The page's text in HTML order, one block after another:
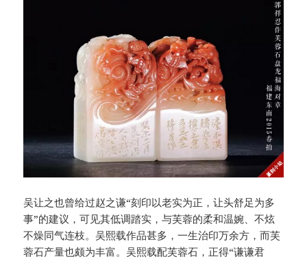
吴让之也曾给过赵之谦“刻印以老实为正，让头舒足为多
事”的建议，可见其低调踏实，与芙蓉的柔和温婉、不炫
不燥同气连枝。吴熙载作品甚多，一生治印万余方，而芙
蓉石产量也颇为丰富。吴熙载配芙蓉石，正得“谦谦君